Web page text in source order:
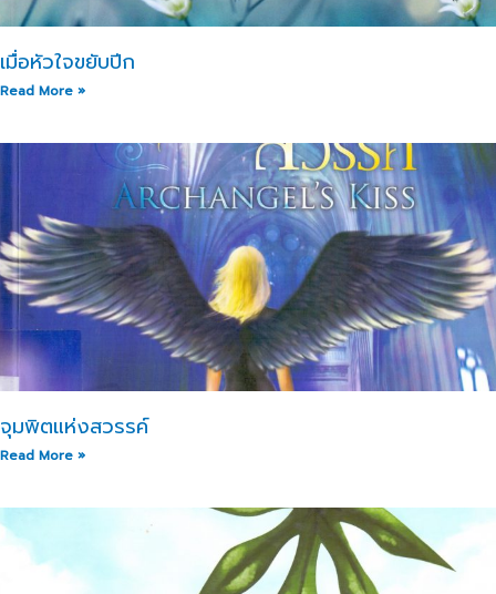
เมื่อหัวใจขยับปีก
Read More »
จุมพิตแห่งสวรรค์
Read More »